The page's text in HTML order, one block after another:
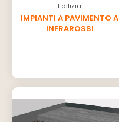
Edilizia
IMPIANTI A PAVIMENTO A
INFRAROSSI